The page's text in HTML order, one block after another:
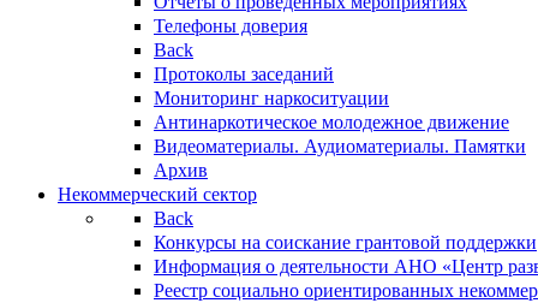
Телефоны доверия
Back
Протоколы заседаний
Мониторинг наркоситуации
Антинаркотическое молодежное движение
Видеоматериалы. Аудиоматериалы. Памятки
Архив
Некоммерческий сектор
Back
Конкурсы на соискание грантовой поддержки
Информация о деятельности АНО «Центр
Реестр социально ориентированных